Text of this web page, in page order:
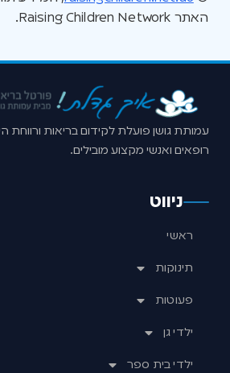
האתר Raising Children Network.
עמותת גושן פועלת לקידום בריאות ורווחת
רופאים ואנשי מקצוע מובילים.
ניווט
ראשי
תינוקות
פעוטות
ילדי גן
ילדי בית ספר